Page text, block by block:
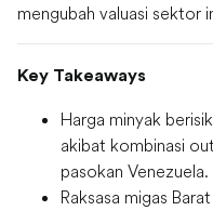
mengubah valuasi sektor
Key Takeaways
Harga minyak
akibat kombinasi
pasokan Venezuela.
Raksasa migas